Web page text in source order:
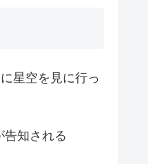
星空を見に行っ
告知される